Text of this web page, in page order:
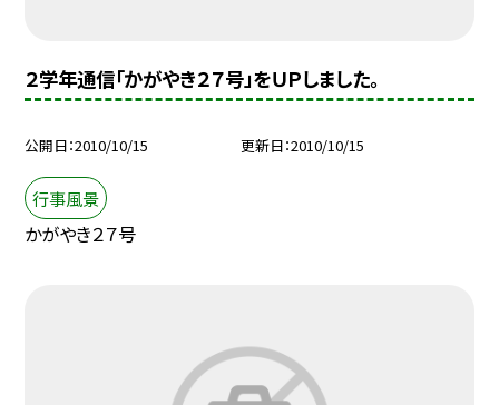
２学年通信「かがやき２７号」をＵＰしました。
公開日 2010/10/15 更新日 2010/10/15
行事風景
かがやき２７号